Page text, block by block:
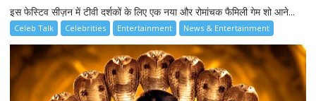
इस फेस्टिव सीज़न में टीवी दर्शकों के लिए एक नया और रोमांचक फैमिली गेम शो आने...
Celeb Talk Celebrities Entertainment News & Entertainment